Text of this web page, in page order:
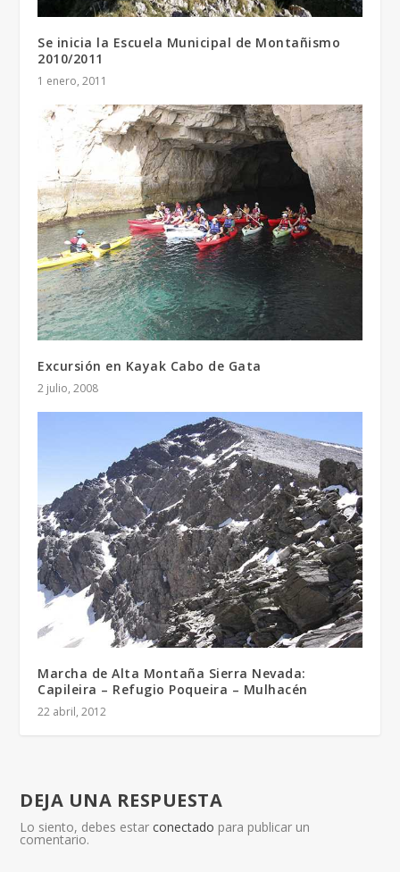
Se inicia la Escuela Municipal de Montañismo
2010/2011
1 enero, 2011
Excursión en Kayak Cabo de Gata
2 julio, 2008
Marcha de Alta Montaña Sierra Nevada:
Capileira – Refugio Poqueira – Mulhacén
22 abril, 2012
DEJA UNA RESPUESTA
Lo siento, debes estarconectado para publicar un
comentario.